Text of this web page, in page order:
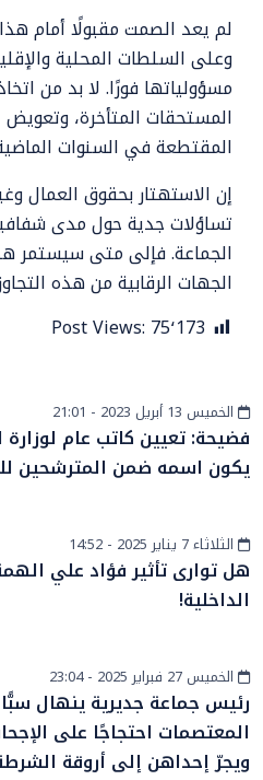
لم يعد الصمت مقبولًا أمام
وعلى السلطات المحلية
مسؤولياتها فورًا. لا بد من
المستحقات المتأخرة، وتعويض
المقتطعة في السنوات
إن الاستهتار بحقوق العمال
تساؤلات جدية حول مدى
الجماعة. فإلى متى سيستمر
الجهات الرقابية من هذه
Post Views: 75٬173
المزيد
الخميس 13 أبريل 2023 - 21:01
فضيحة: تعيين كاتب عام لوزارة
يكون اسمه ضمن المترشحين
الرأي
الثلاثاء 7 يناير 2025 - 14:52
هل توارى تأثير فؤاد علي
الداخلية!
أخبار الصحراء
الخميس 27 فبراير 2025 - 23:04
رئيس جماعة جديرية ينهال
المعتصمات احتجاجًا على
ويجرّ إحداهن إلى أروقة